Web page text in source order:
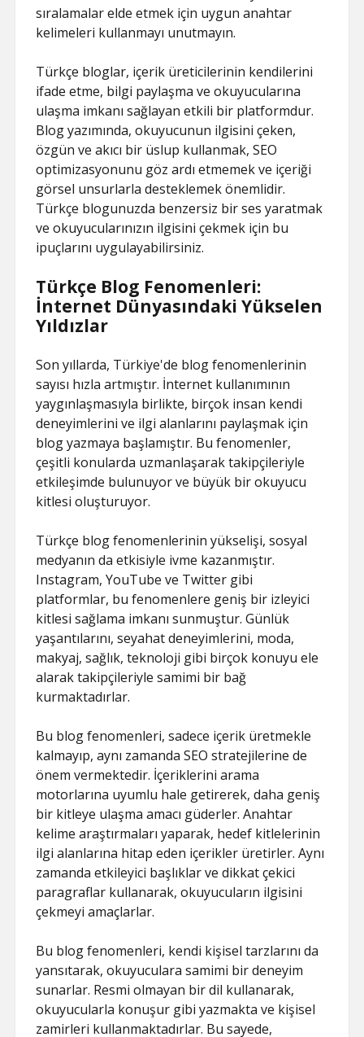
sıralamalar elde etmek için uygun anahtar
kelimeleri kullanmayı unutmayın.
Türkçe bloglar, içerik üreticilerinin kendilerini
ifade etme, bilgi paylaşma ve okuyucularına
ulaşma imkanı sağlayan etkili bir platformdur.
Blog yazımında, okuyucunun ilgisini çeken,
özgün ve akıcı bir üslup kullanmak, SEO
optimizasyonunu göz ardı etmemek ve içeriği
görsel unsurlarla desteklemek önemlidir.
Türkçe blogunuzda benzersiz bir ses yaratmak
ve okuyucularınızın ilgisini çekmek için bu
ipuçlarını uygulayabilirsiniz.
Türkçe Blog Fenomenleri:
İnternet Dünyasındaki Yükselen
Yıldızlar
Son yıllarda, Türkiye'de blog fenomenlerinin
sayısı hızla artmıştır. İnternet kullanımının
yaygınlaşmasıyla birlikte, birçok insan kendi
deneyimlerini ve ilgi alanlarını paylaşmak için
blog yazmaya başlamıştır. Bu fenomenler,
çeşitli konularda uzmanlaşarak takipçileriyle
etkileşimde bulunuyor ve büyük bir okuyucu
kitlesi oluşturuyor.
Türkçe blog fenomenlerinin yükselişi, sosyal
medyanın da etkisiyle ivme kazanmıştır.
Instagram, YouTube ve Twitter gibi
platformlar, bu fenomenlere geniş bir izleyici
kitlesi sağlama imkanı sunmuştur. Günlük
yaşantılarını, seyahat deneyimlerini, moda,
makyaj, sağlık, teknoloji gibi birçok konuyu ele
alarak takipçileriyle samimi bir bağ
kurmaktadırlar.
Bu blog fenomenleri, sadece içerik üretmekle
kalmayıp, aynı zamanda SEO stratejilerine de
önem vermektedir. İçeriklerini arama
motorlarına uyumlu hale getirerek, daha geniş
bir kitleye ulaşma amacı güderler. Anahtar
kelime araştırmaları yaparak, hedef kitlelerinin
ilgi alanlarına hitap eden içerikler üretirler. Aynı
zamanda etkileyici başlıklar ve dikkat çekici
paragraflar kullanarak, okuyucuların ilgisini
çekmeyi amaçlarlar.
Bu blog fenomenleri, kendi kişisel tarzlarını da
yansıtarak, okuyuculara samimi bir deneyim
sunarlar. Resmi olmayan bir dil kullanarak,
okuyucularla konuşur gibi yazmakta ve kişisel
zamirleri kullanmaktadırlar. Bu sayede,